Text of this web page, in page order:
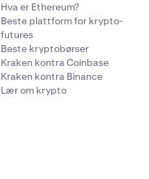
Hva er Ethereum?
Beste plattform for krypto-
futures
Beste kryptobørser
Kraken kontra Coinbase
Kraken kontra Binance
Lær om krypto